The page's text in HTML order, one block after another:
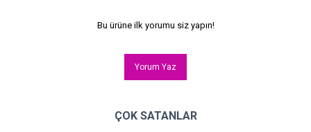
Bu ürüne ilk yorumu siz yapın!
Yorum Yaz
ÇOK SATANLAR